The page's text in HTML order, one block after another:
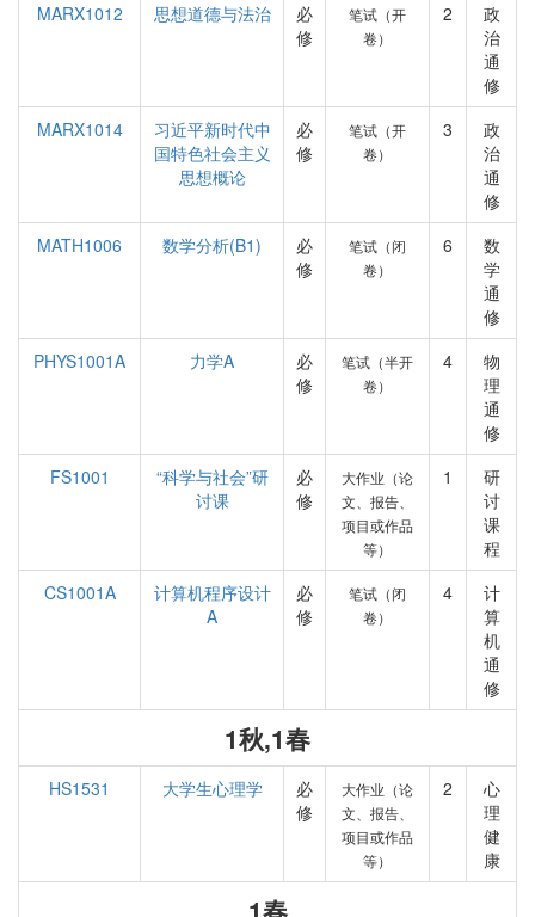
MARX1012
思想道德与法治
必
修
笔试（开
卷）
2
政
治
通
修
MARX1014
习近平新时代中
国特色社会主义
思想概论
必
修
笔试（开
卷）
3
政
治
通
修
MATH1006
数学分析(B1)
必
修
笔试（闭
卷）
6
数
学
通
修
PHYS1001A
力学A
必
修
笔试（半开
卷）
4
物
理
通
修
FS1001
“科学与社会”研
讨课
必
修
大作业（论
文、报告、
项目或作品
等）
1
研
讨
课
程
CS1001A
计算机程序设计
A
必
修
笔试（闭
卷）
4
计
算
机
通
修
1秋,1春
HS1531 大学生心理学
必
修
大作业（论
文、报告、
项目或作品
等）
2
心
理
健
康
1春